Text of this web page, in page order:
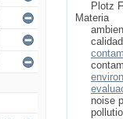
Plotz
Materia
noise